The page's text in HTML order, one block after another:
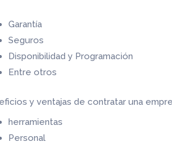
Garantía
Seguros
Disponibilidad y Programación
Entre otros
y ventajas de contratar una
herramientas
Personal